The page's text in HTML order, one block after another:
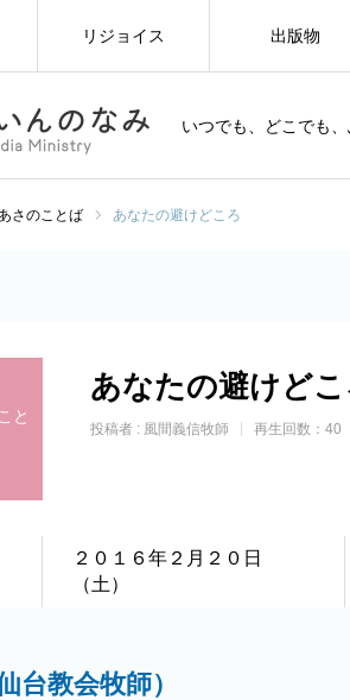
いつでも、どこでも
リジョイス 出版物
さのことば あなたの避けどころ
と
あなたの避けどこ
投稿者 : 風間義信牧師 再生回数：40
２０１６年２月２０日
（土）
台教会牧師）